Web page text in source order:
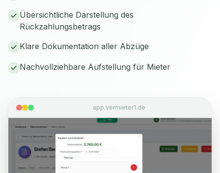
Übersichtliche Darstellung des
Rückzahlungsbetrags
Klare Dokumentation aller Abzüge
Nachvollziehbare Aufstellung für Mieter
app.vermieter1.de